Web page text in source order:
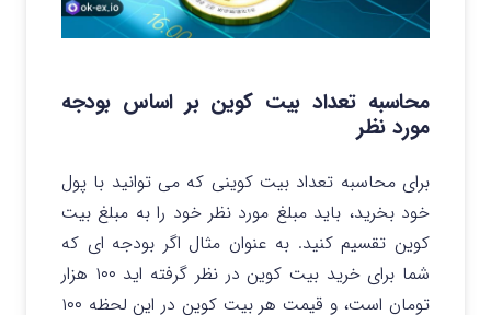
محاسبه تعداد بیت کوین بر اساس بودجه
مورد نظر
برای محاسبه تعداد بیت کوینی که می توانید با پول
خود بخرید، باید مبلغ مورد نظر خود را به مبلغ بیت
کوین تقسیم کنید. به عنوان مثال اگر بودجه ای که
شما برای خرید بیت کوین در نظر گرفته اید ۱۰۰ هزار
تومان است، و قیمت هر بیت کوین در این لحظه ۱۰۰